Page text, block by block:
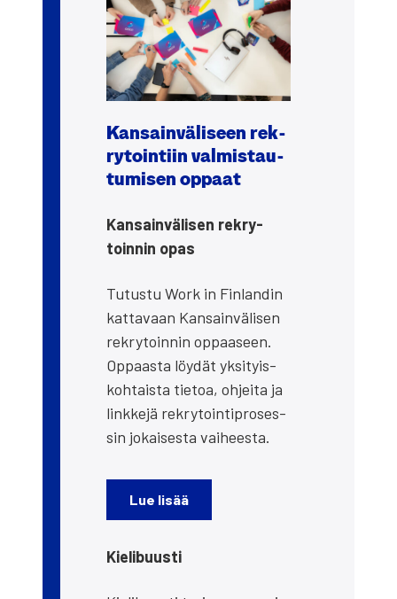
Kan­sain­vä­li­seen rek­
ry­toin­tiin val­mis­tau­
tu­mi­sen oppaat
Kan­sain­vä­li­sen rek­ry­
toin­nin opas
Tutus­tu Work in Fin­lan­din
kat­ta­vaan Kan­sain­vä­li­sen
rek­ry­toin­nin oppaa­seen.
Oppaas­ta löy­dät yksi­tyis­
koh­tais­ta tie­toa, ohjei­ta ja
link­ke­jä rek­ry­toin­ti­pro­ses­
sin jokai­ses­ta vai­hees­ta.
Lue lisää
Kie­li­buus­ti